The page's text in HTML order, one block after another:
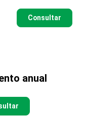
Consultar
anual